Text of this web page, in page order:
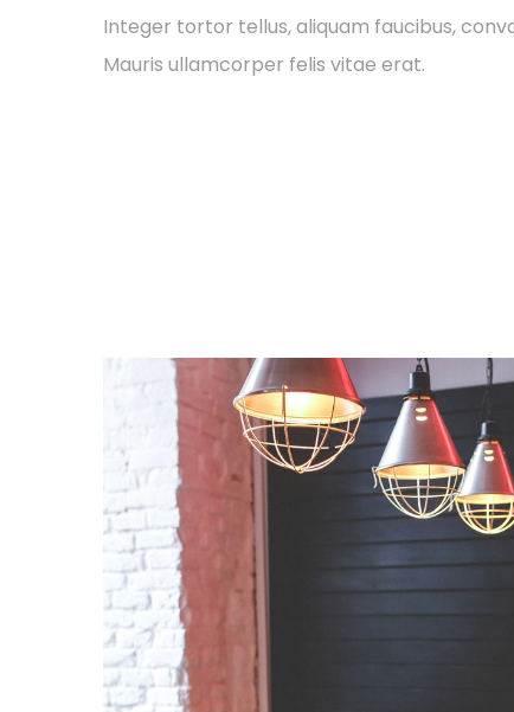
Integer tortor tellus, aliquam faucibus,
Mauris ullamcorper felis vitae erat.